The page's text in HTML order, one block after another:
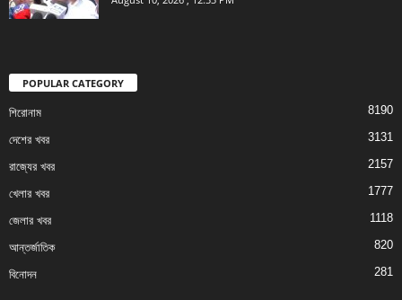
POPULAR CATEGORY
শিরোনাম 8190
দেশের খবর 3131
রাজ্যের খবর 2157
খেলার খবর 1777
জেলার খবর 1118
আন্তর্জাতিক 820
বিনোদন 281